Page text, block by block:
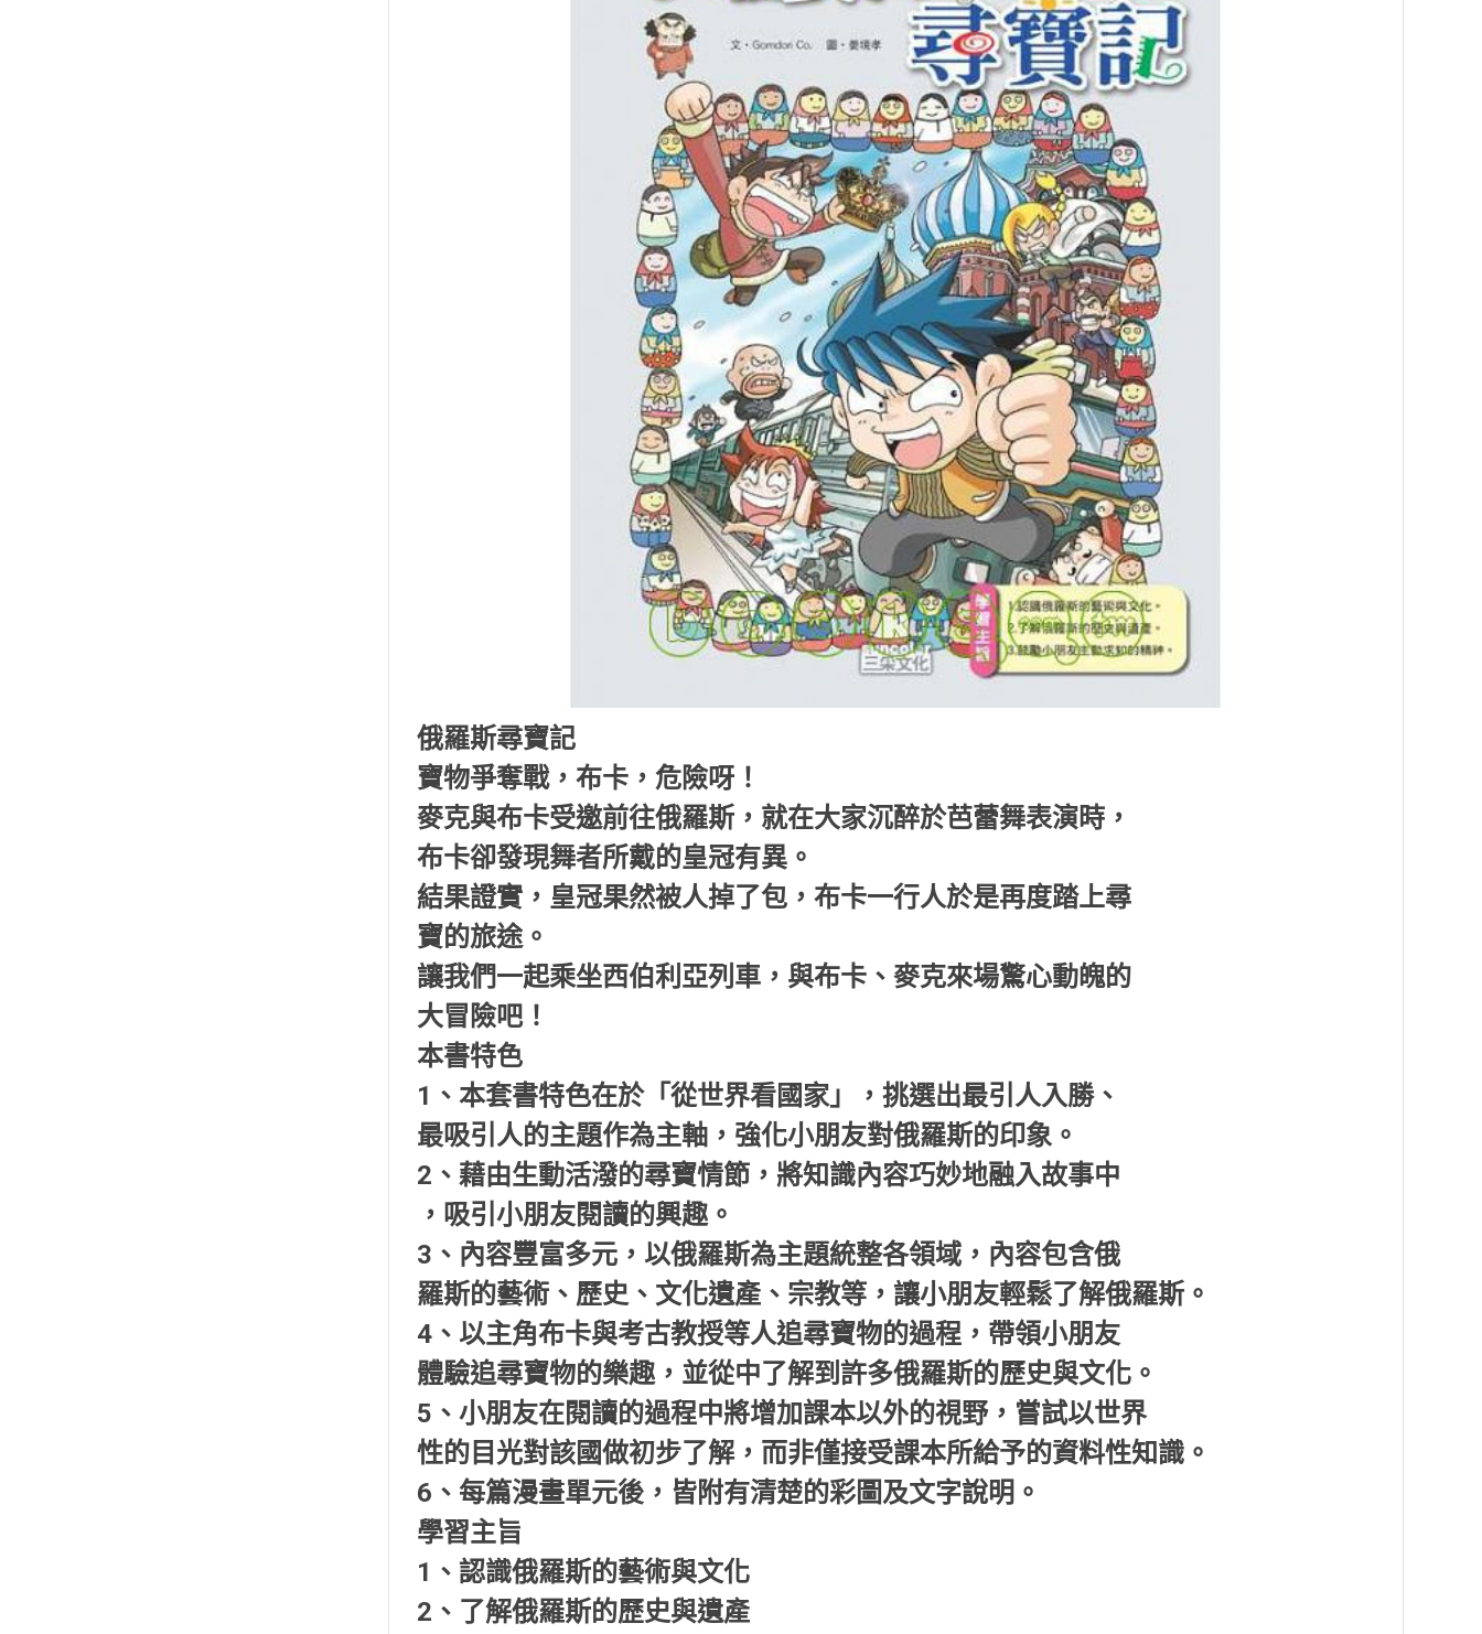
俄羅斯尋寶記
寶物爭奪戰，布卡，危險呀！
麥克與布卡受邀前往俄羅斯，就在大家沉醉於芭蕾舞表演時，
布卡卻發現舞者所戴的皇冠有異。
結果證實，皇冠果然被人掉了包，布卡一行人於是再度踏上尋
寶的旅途。
讓我們一起乘坐西伯利亞列車，與布卡、麥克來場驚心動魄的
大冒險吧！
本書特色
1、本套書特色在於「從世界看國家」，挑選出最引人入勝、
最吸引人的主題作為主軸，強化小朋友對俄羅斯的印象。
2、藉由生動活潑的尋寶情節，將知識內容巧妙地融入故事中
，吸引小朋友閱讀的興趣。
3、內容豐富多元，以俄羅斯為主題統整各領域，內容包含俄
羅斯的藝術、歷史、文化遺產、宗教等，讓小朋友輕鬆了解俄羅斯。
4、以主角布卡與考古教授等人追尋寶物的過程，帶領小朋友
體驗追尋寶物的樂趣，並從中了解到許多俄羅斯的歷史與文化。
5、小朋友在閱讀的過程中將增加課本以外的視野，嘗試以世界
性的目光對該國做初步了解，而非僅接受課本所給予的資料性知識。
6、每篇漫畫單元後，皆附有清楚的彩圖及文字說明。
學習主旨
1、認識俄羅斯的藝術與文化
2、了解俄羅斯的歷史與遺產